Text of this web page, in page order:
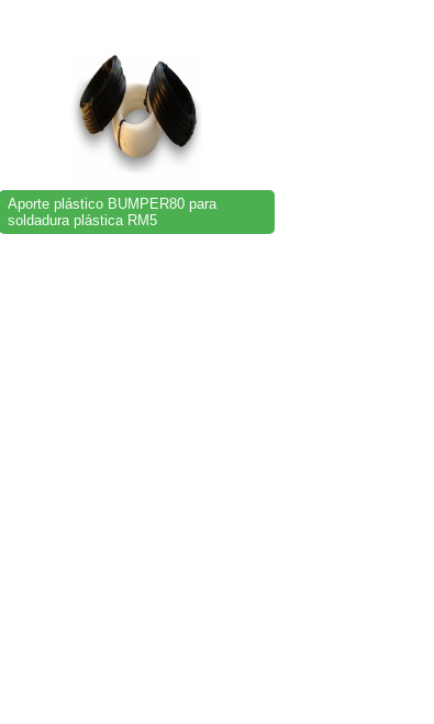
Aporte plástico BUMPER80 para
soldadura plástica RM5